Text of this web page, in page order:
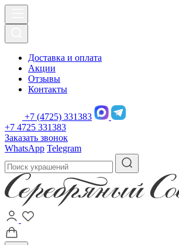
Доставка и оплата
Акции
Отзывы
Контакты
+7 (4725) 331383
+7 4725 331383
Заказать звонок
WhatsApp Telegram